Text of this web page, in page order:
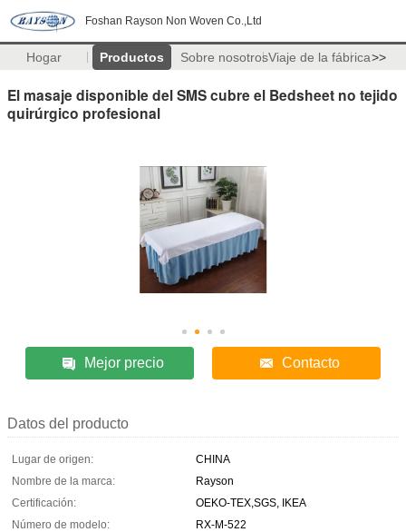
Foshan Rayson Non Woven Co.,Ltd
Hogar Productos Sobre nosotrosViaje de la fábrica>>
El masaje disponible del SMS cubre el Bedsheet no tejido
quirúrgico profesional
Mejor precio Contacto
Datos del producto
Lugar de origen:
CHINA
Nombre de la marca:
Rayson
Certificación:
OEKO-TEX,SGS, IKEA
Número de modelo:
RX-M-522